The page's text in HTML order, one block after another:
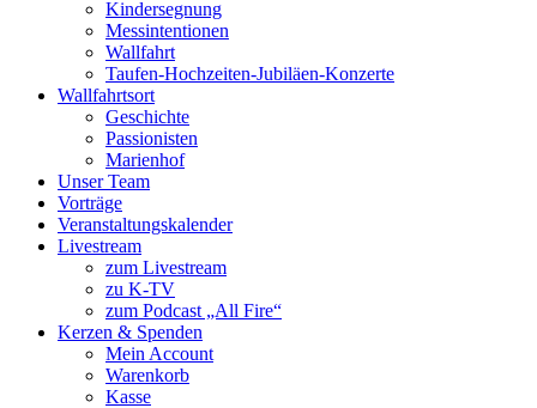
Kindersegnung
Messintentionen
Wallfahrt
Taufen-Hochzeiten-Jubiläen-Konzerte
Wallfahrtsort
Geschichte
Passionisten
Marienhof
Unser Team
Vorträge
Veranstaltungskalender
Livestream
zum Livestream
zu K-TV
zum Podcast „All Fire“
Kerzen & Spenden
Mein Account
Warenkorb
Kasse